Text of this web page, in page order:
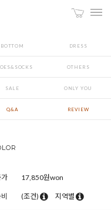
BOTTOM DRESS
OTHERS
SALE ONLY YOU
Q&A REVIEW
17,850원won
(조건) 지역별